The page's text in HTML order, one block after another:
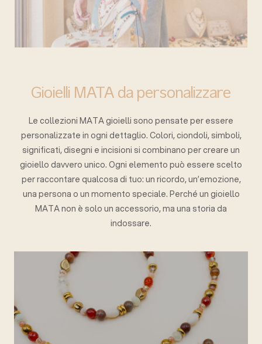
Gioielli MATA da personalizzare
Le collezioni MATA gioielli sono pensate per essere
personalizzate in ogni dettaglio. Colori, ciondoli, simboli,
significati, disegni e incisioni si combinano per creare un
gioiello davvero unico. Ogni elemento può essere scelto
per raccontare qualcosa di tuo: un ricordo, un’emozione,
una persona o un momento speciale. Perché un gioiello
MATA non è solo un accessorio, ma una storia da
indossare.